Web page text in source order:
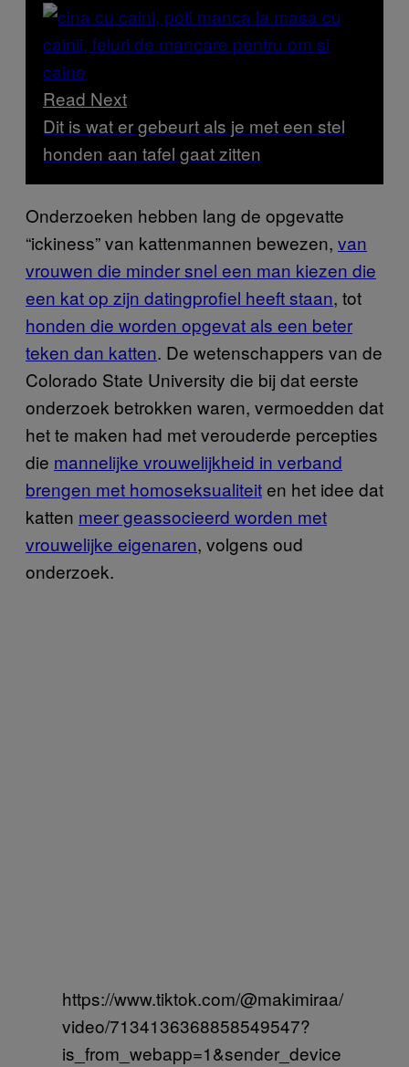
Read Next
Dit is wat er gebeurt als je met een stel
honden aan tafel gaat zitten
Onderzoeken hebben lang de opgevatte
“ickiness” van kattenmannen bewezen, van
vrouwen die minder snel een man kiezen die
een kat op zijn datingprofiel heeft staan, tot
honden die worden opgevat als een beter
teken dan katten. De wetenschappers van de
Colorado State University die bij dat eerste
onderzoek betrokken waren, vermoedden dat
het te maken had met verouderde percepties
die mannelijke vrouwelijkheid in verband
brengen met homoseksualiteiten het idee dat
katten meer geassocieerd worden met
vrouwelijke eigenaren, volgens oud
onderzoek.
https://www.tiktok.com/@makimiraa/
video/7134136368858549547?
is_from_webapp=1&sender_device